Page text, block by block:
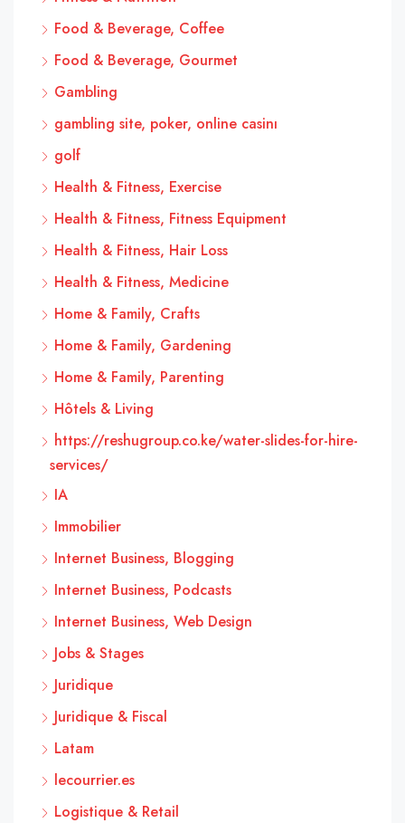
Food & Beverage, Coffee
Food & Beverage, Gourmet
Gambling
gambling site, poker, online casinı
golf
Health & Fitness, Exercise
Health & Fitness, Fitness Equipment
Health & Fitness, Hair Loss
Health & Fitness, Medicine
Home & Family, Crafts
Home & Family, Gardening
Home & Family, Parenting
Hôtels & Living
https://reshugroup.co.ke/water-slides-for-hire-
services/
IA
Immobilier
Internet Business, Blogging
Internet Business, Podcasts
Internet Business, Web Design
Jobs & Stages
Juridique
Juridique & Fiscal
Latam
lecourrier.es
Logistique & Retail